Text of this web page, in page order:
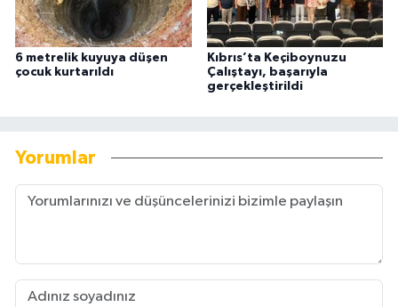
6 metrelik kuyuya düşen
çocuk kurtarıldı
Kıbrıs’ta Keçiboynuzu
Çalıştayı, başarıyla
gerçekleştirildi
Yorumlar